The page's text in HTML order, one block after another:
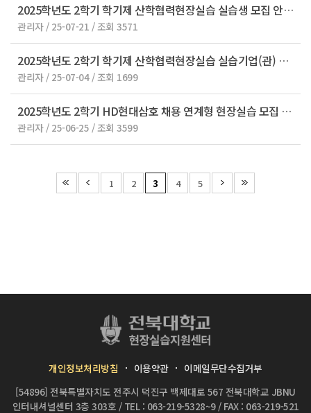
2025학년도 2학기 학기제 산학협력현장실습 실습생 모집 안내
관리자 / 25-07-21 / 조회 3571
2025학년도 2학기 학기제 산학협력현장실습 실습기업(관) 모집 안내
관리자 / 25-07-04 / 조회 1699
2025학년도 2학기 HD현대삼호 채용 연계형 현장실습 모집 안내
관리자 / 25-06-25 / 조회 3599
1 2 3 4 5
개인정보처리방침 이용약관
이메일무단수집거부
[54896] 전북특별자치도 전주시 덕진구 백제대로 567 전북대학교 JBNU
인터내셔널센터 3층 303호 / TEL : 063-219-5328~9/ FAX : 063-219-521